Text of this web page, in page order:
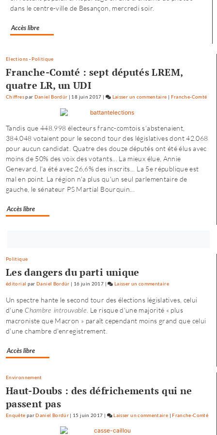
dans le centre-ville de Besançon, mercredi soir.
Accès libre
Elections - Politique
Franche-Comté : sept députés LREM,
quatre LR, un UDI
Chiffrespar Daniel Bordür | 18 juin 2017 | Laisser un commentaire on
à
Besançon
:
«
une
offre
| Franche-Comté
Tandis que 448.998 électeurs franc-comtois s'abstenaient,
384.048 votaient pour le second tour des législatives dont 42.068
pour aucun candidat. Quatre des douze députés ont été élus avec
moins de 50% des voix des votants... La mieux élue, Annie
Genevard, l'a été avec 26,6% des inscrits... La 5e république est
mal en point. La région n'a plus qu'un seul parlementaire de
gauche, le sénateur PS Martial Bourquin...
Accès libre
vous
maintenant
Politique
Les dangers du parti unique
éditorial parDaniel Bordür | 16 juin 2017 | Laisser un commentaireon
enfance
à
Besançon
trouve
compte
Un spectre hante le second tour des élections législatives, celui
d'uneChambre introuvable . Le risque d'une majorité « plus
macroniste que Macron » paraît cependant moins grand que celui
d'une chambre d'enregistrement.
Accès libre
Environnement
Haut-Doubs : des défrichements qui ne
passent pas
Enquête parDaniel Bordür | 15 juin 2017 | Laisser un commentaire on
|Franche-Comté